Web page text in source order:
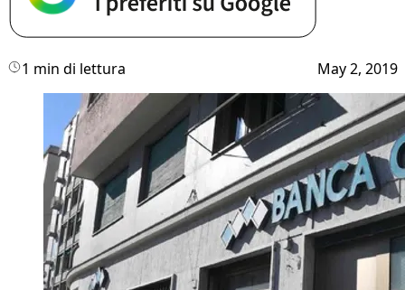
1 min di lettura May 2, 2019